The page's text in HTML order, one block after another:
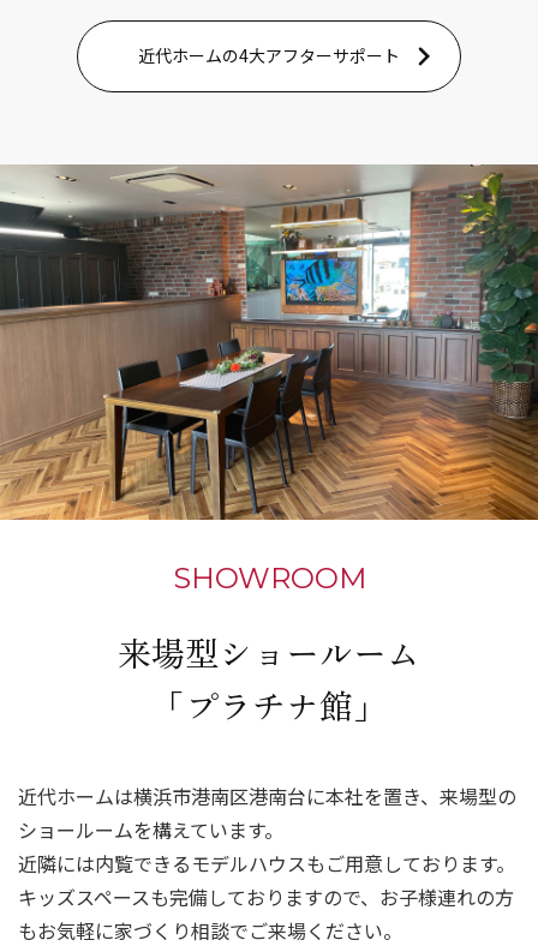
近代ホームの4大アフターサポート
SHOWROOM
来場型ショールーム
「プラチナ館」
近代ホームは横浜市港南区港南台に本社を置き、来場型の
ショールームを構えています。
近隣には内覧できるモデルハウスもご用意しております。
キッズスペースも完備しておりますので、お子様連れの方
もお気軽に家づくり相談でご来場ください。